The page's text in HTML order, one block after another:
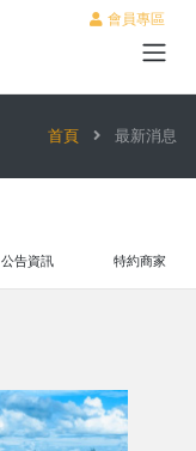
會員專區
首頁 最新消息
公告資訊 特約商家